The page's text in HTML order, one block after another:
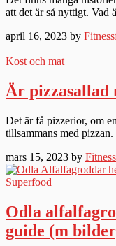
att det är så nyttigt. Vad
april 16, 2023 by
Kost och mat
Är pizzasallad
Det är få pizzerior, om
tillsammans med
mars 15, 2023 by
Superfood
Odla
guide (m